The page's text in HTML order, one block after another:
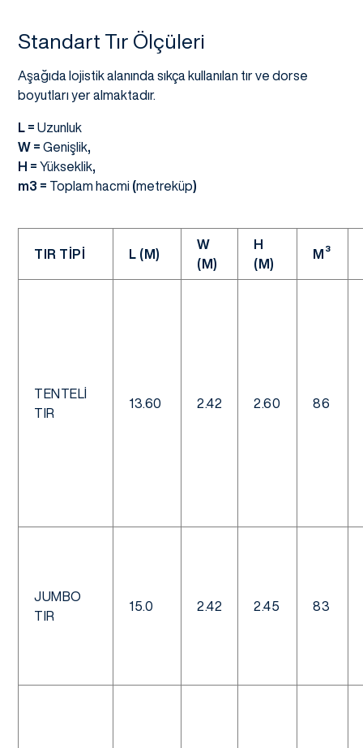
Standart Tır Ölçüleri
Aşağıda lojistik alanında sıkça kullanılan tır ve dorse
boyutları yer almaktadır.
L = Uzunluk
W = Genişlik,
H = Yükseklik,
m3 = Toplam hacmi (metreküp)
TIR TİPİ L (M)
W
(M)
H
(M)
M³
TENTELI
TIR
13.60 2.42 2.60 86
JUMBO
TIR
15.0 2.42 2.45 83